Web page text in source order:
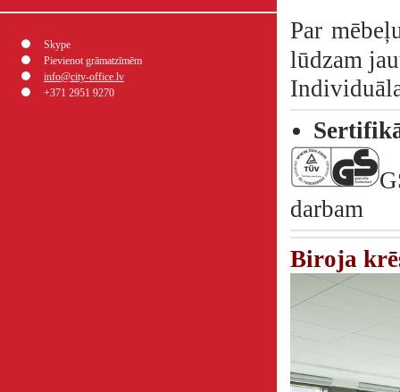
Skype
Pievienot grāmatzīmēm
info@city-office.lv
+371 2951 9270
Par
lūdzam
darbam
Biroja